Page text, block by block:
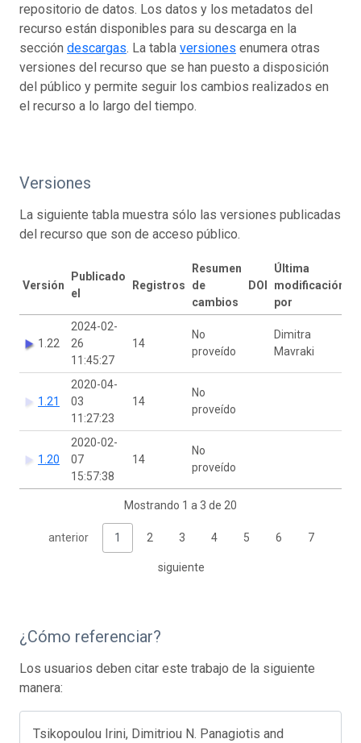
repositorio de datos. Los datos y los metadatos del
recurso están disponibles para su descarga en la
sección descargas. La tabla versiones enumera otras
versiones del recurso que se han puesto a disposición
del público y permite seguir los cambios realizados en
el recurso a lo largo del tiempo.
Versiones
La siguiente tabla muestra sólo las versiones publicadas
del recurso que son de acceso público.
Versión
Publicado
el
Registros
Resumen
de
cambios
DOI
Última
modificación
por
1.22
2024-02-
26
11:45:27
14
No
proveído
Dimitra
Mavraki
1.21
2020-04-
03
11:27:23
14
No
proveído
1.20
2020-02-
07
15:57:38
14
No
proveído
Mostrando 1 a 3 de 20
anterior 1 2 3 4 5 6 7
siguiente
¿Cómo referenciar?
Los usuarios deben citar este trabajo de la siguiente
manera:
Tsikopoulou Irini, Dimitriou N. Panagiotis and